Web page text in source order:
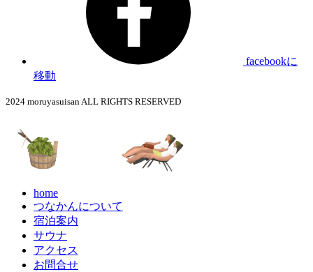
facebookに
移動
2024 moruyasuisan ALL RIGHTS RESERVED
home
つなかんについて
宿泊案内
サウナ
アクセス
お問合せ